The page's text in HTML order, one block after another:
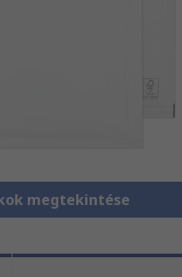
megtekintése